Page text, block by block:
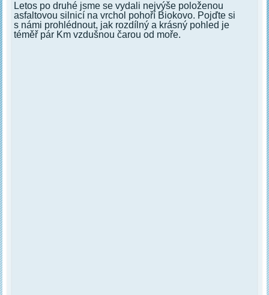
Letos po druhé jsme se vydali nejvýše položenou
asfaltovou silnicí na vrchol pohoří Biokovo. Pojďte si
s námi prohlédnout, jak rozdílný a krásný pohled je
téměř pár Km vzdušnou čarou od moře.